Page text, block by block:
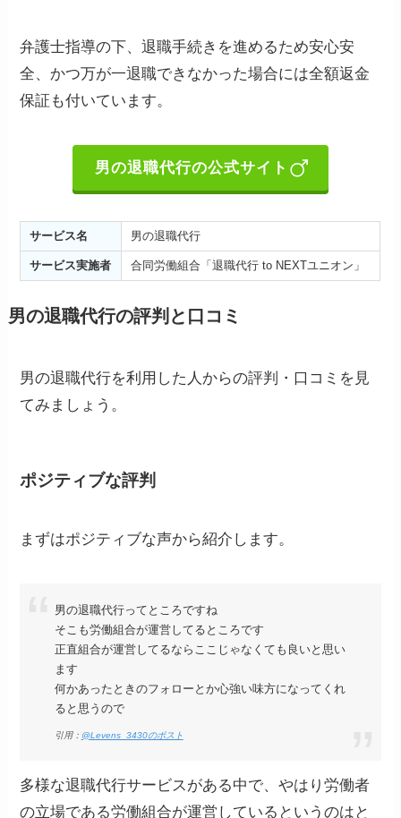
弁護士指導の下、退職手続きを進めるため安心安
全、かつ万が一退職できなかった場合には全額返金
保証も付いています。
男の退職代行の公式サイト
サービス名 男の退職代行
サービス実施者 合同労働組合「退職代行 to NEXTユニオン」
男の退職代行の評判と口コミ
男の退職代行を利用した人からの評判・口コミを見
てみましょう。
ポジティブな評判
まずはポジティブな声から紹介します。
男の退職代行ってところですね
そこも労働組合が運営してるところです
正直組合が運営してるならここじゃなくても良いと思い
ます
何かあったときのフォローとか心強い味方になってくれ
ると思うので
引用： @Levens_3430のポスト
多様な退職代行サービスがある中で、やはり労働者
の立場である労働組合が運営しているというのはと